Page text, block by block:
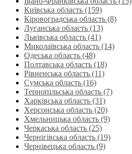
Київська область (159)
Кіровоградська область (8)
Луганська область‎ (13)
Львівська область‎ (41)
Миколаївська область‎ (14)
Одеська область‎ (48)
Полтавська область (18)
Рівненська область‎ (11)
Сумська область‎ (16)
Тернопільська область‎ (7)
Харківська область‎ (31)
Херсонська область‎ (20)
Хмельницька область‎ (9)
Черкаська область‎ (25)
Чернігівська область (19)
Чернівецька область (9)